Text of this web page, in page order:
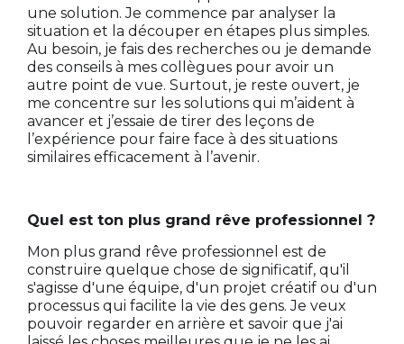
une solution. Je commence par analyser la
situation et la découper en étapes plus simples.
Au besoin, je fais des recherches ou je demande
des conseils à mes collègues pour avoir un
autre point de vue. Surtout, je reste ouvert, je
me concentre sur les solutions qui m’aident à
avancer et j’essaie de tirer des leçons de
l’expérience pour faire face à des situations
similaires efficacement à l’avenir.
Quel est ton plus grand rêve professionnel ?
Mon plus grand rêve professionnel est de
construire quelque chose de significatif, qu'il
s'agisse d'une équipe, d'un projet créatif ou d'un
processus qui facilite la vie des gens. Je veux
pouvoir regarder en arrière et savoir que j'ai